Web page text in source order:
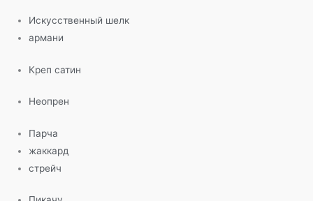
Искусственный шелк
армани
Креп сатин
Неопрен
Парча
жаккард
стрейч